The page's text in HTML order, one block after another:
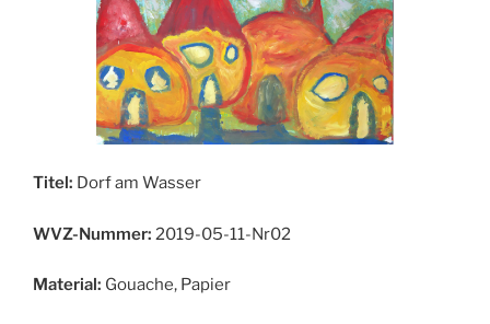
Titel: Dorf am Wasser
WVZ-Nummer: 2019-05-11-Nr02
Material: Gouache, Papier